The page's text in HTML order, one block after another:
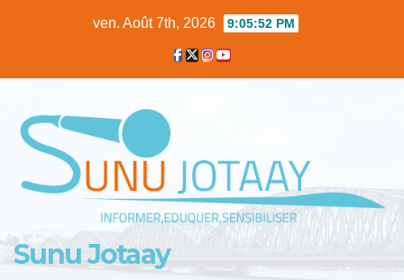
ven. Août 7th, 2026 9:05:52 PM
Sunu Jotaay